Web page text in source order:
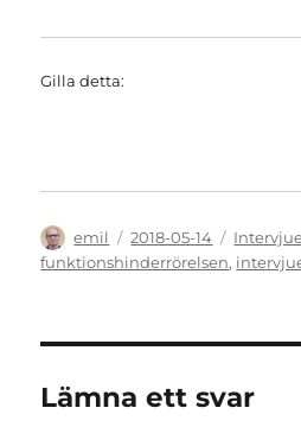
Gilla detta:
Författare
emil
Publicerat
den
2018-05-14
funktionshinderrörelsen,
Lämna ett svar